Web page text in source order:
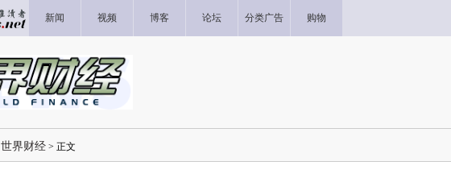
新闻 视频 博客 论坛 分类广告 购物
世界财经 > 正文